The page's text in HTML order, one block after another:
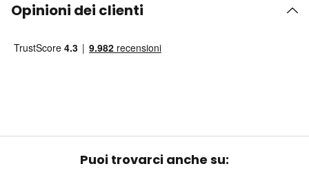
Opinioni dei clienti
Puoi trovarci anche su: